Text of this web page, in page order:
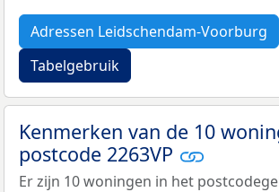
Adressen Leidschendam-Voorburg
Tabelgebruik
Kenmerken van de 10
postcode 2263VP
Er zijn 10 woningen in het